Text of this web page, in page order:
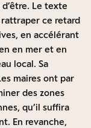
Le texte
rattraper ce retard
en accélérant
en mer et en
local. Sa
maires ont par
des zones
qu’il suffira
En revanche,